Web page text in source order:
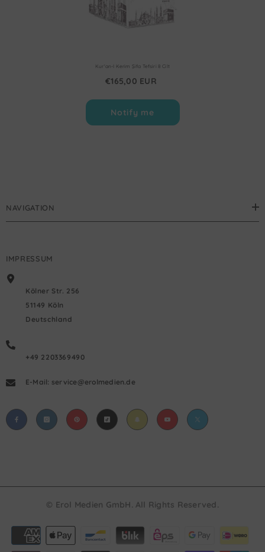
Kur'an-I Kerim Şifa Tefsiri 8 Cilt
€165,00 EUR
Notify me
NAVIGATION
IMPRESSUM
Kölner Str. 256
51149 Köln
Deutschland
+49 2203369490
E-Mail: service@erolmedien.de
© Erol Medien GmbH. All Rights Reserved.
Payment
methods